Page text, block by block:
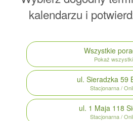
kalendarzu i
Wszystkie
Pokaż
ul. Sieradzka 59
Stacjonarna /
ul. 1 Maja 118
Stacjonarna /